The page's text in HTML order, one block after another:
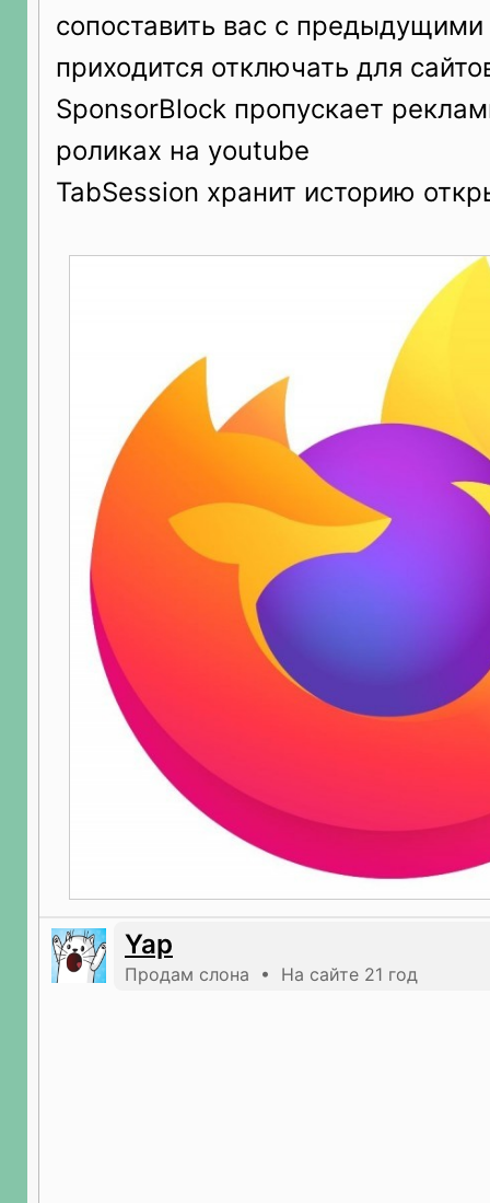
сопоставить вас с
приходится отключать для
SponsorBlock пропускает
роликах на youtube
TabSession хранит историю
Yap
Продам слона • На сайте 21 год